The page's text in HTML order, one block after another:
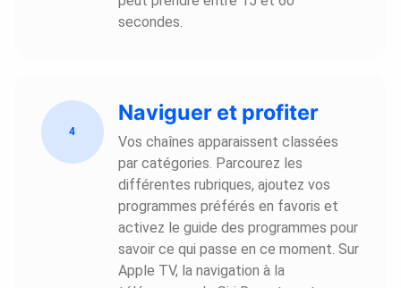
secondes.
4
Naviguer et profiter
Vos chaînes apparaissent classées
par catégories. Parcourez les
différentes rubriques, ajoutez vos
programmes préférés en favoris et
activez le guide des programmes pour
savoir ce qui passe en ce moment. Sur
Apple TV, la navigation à la